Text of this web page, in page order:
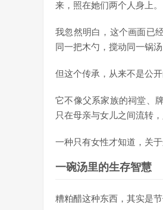
来，照在她们两个人身上。
我忽然明白，这个画面已
同一把木勺，搅动同一锅汤
但这个传承，从来不是公开
它不像父系家族的祠堂、
只在母亲与女儿之间流转
一种只有女性才知道，关
一碗汤里的生存智慧
糟粕醋这种东西，其实是节